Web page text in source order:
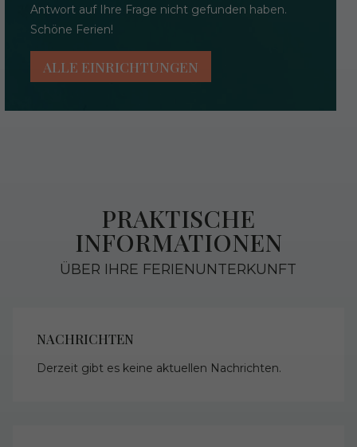
Antwort auf Ihre Frage nicht gefunden haben.
Schöne Ferien!
ALLE EINRICHTUNGEN
PRAKTISCHE
INFORMATIONEN
ÜBER IHRE FERIENUNTERKUNFT
NACHRICHTEN
Derzeit gibt es keine aktuellen Nachrichten.